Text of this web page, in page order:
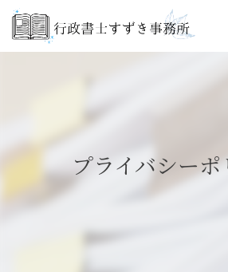
プライバシーポ